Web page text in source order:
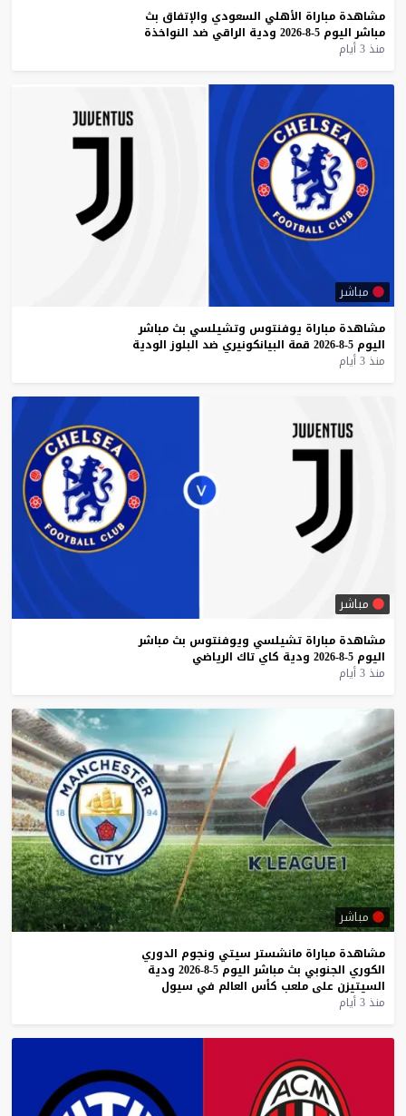
مشاهدة مباراة الأهلي السعودي والإتفاق بث
مباشر اليوم 5-8-2026 ودية الراقي ضد النواخذة
منذ 3 أيام
مباشر
مشاهدة مباراة يوفنتوس وتشيلسي بث مباشر
اليوم 5-8-2026 قمة البيانكونيري ضد البلوز الودية
منذ 3 أيام
مباشر
مشاهدة مباراة تشيلسي ويوفنتوس بث مباشر
اليوم 5-8-2026 ودية كاي تاك الرياضي
منذ 3 أيام
مباشر
مشاهدة مباراة مانشستر سيتي ونجوم الدوري
الكوري الجنوبي بث مباشر اليوم5-8-2026
ودية
السيتيزن على ملعب كأس العالم في سيول
منذ 3 أيام